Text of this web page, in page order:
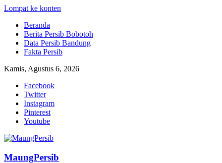
Lompat ke konten
Beranda
Berita Persib Bobotoh
Data Persib Bandung
Fakta Persib
Kamis, Agustus 6, 2026
Facebook
Twitter
Instagram
Pinterest
Youtube
MaungPersib